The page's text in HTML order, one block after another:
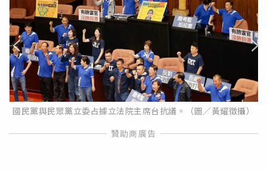
國民黨與民眾黨立委占據立法院主席台抗議。（圖／黃耀徵攝）